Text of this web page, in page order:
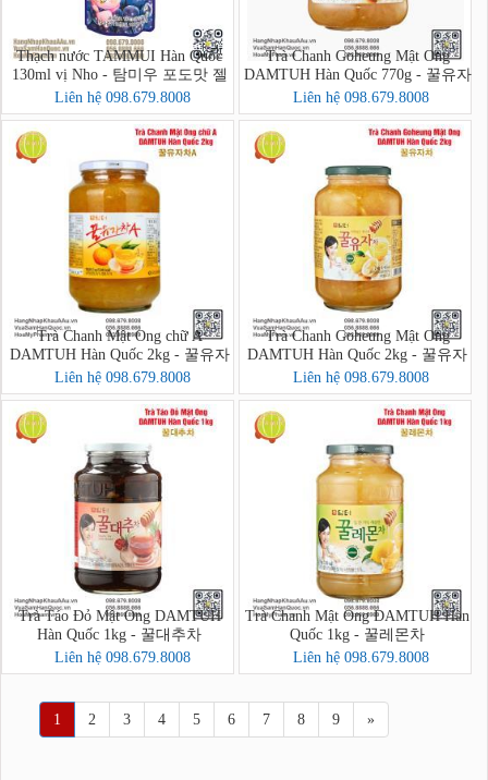
Thạch nước TAMMUI Hàn Quốc
130ml vị Nho - 탐미우 포도맛 젤
리
Liên hệ 098.679.8008
Trà Chanh Goheung Mật Ong
DAMTUH Hàn Quốc 770g - 꿀유자
차
Liên hệ 098.679.8008
Trà Chanh Mật Ong chữ A
DAMTUH Hàn Quốc 2kg - 꿀유자
차A
Liên hệ 098.679.8008
Trà Chanh Goheung Mật Ong
DAMTUH Hàn Quốc 2kg - 꿀유자
차
Liên hệ 098.679.8008
Trà Táo Đỏ Mật Ong DAMTUH
Hàn Quốc 1kg - 꿀대추차
Liên hệ 098.679.8008
Trà Chanh Mật Ong DAMTUH Hàn
Quốc 1kg - 꿀레몬차
Liên hệ 098.679.8008
1 2 3 4 5 6 7 8 9 »